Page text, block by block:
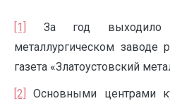
[1]
За год выходило
металлургическом
газета «Златоустовский
[2]
Основными центрами